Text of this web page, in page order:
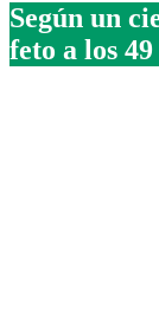
Según un
feto a los